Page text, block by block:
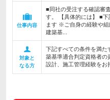
仕事内容
■同社の受注する確認審
す。 【具体的には】 ■
ます ※ご自身の経験や組
建築基...
対象と
なる方
下記すべての条件を満た
築基準適合判定資格者の
設計、施工管理経験をお